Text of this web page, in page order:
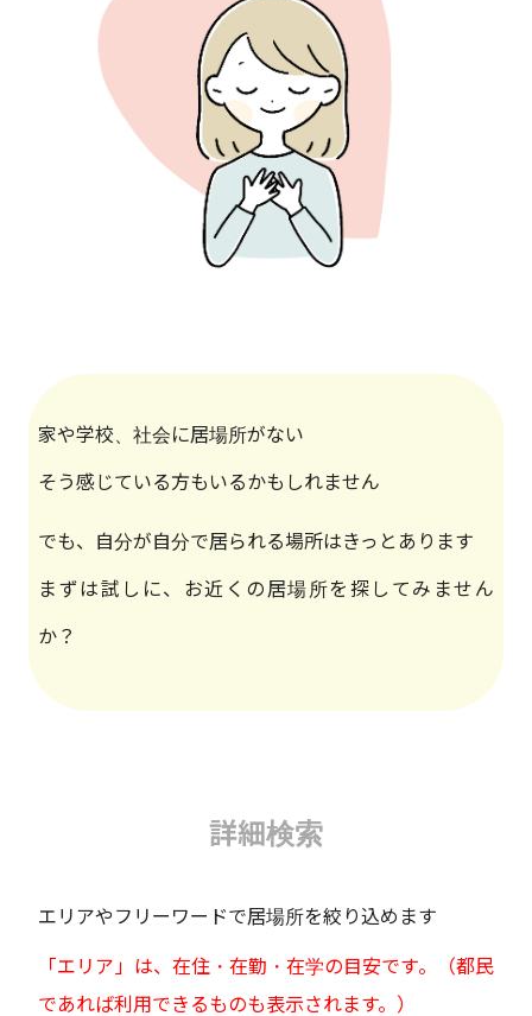
家や学校、社会に居場所がない
そう感じている方もいるかもしれません
でも、自分が自分で居られる場所はきっとあります
まずは試しに、お近くの居場所を探してみません
か？
詳細検索
エリアやフリーワードで居場所を絞り込めます
「エリア」は、在住・在勤・在学の目安です。（都民
であれば利用できるものも表示されます。）